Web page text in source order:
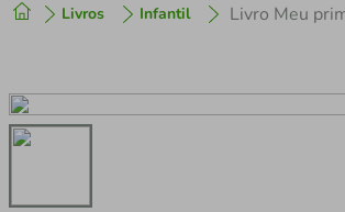
Livros Infantil
2º cafeteira